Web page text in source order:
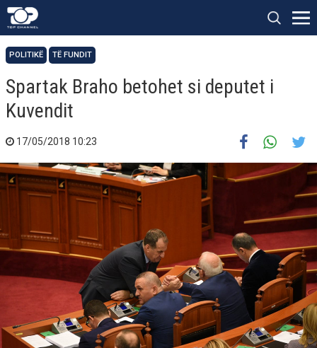
POLITIKË TË FUNDIT
Spartak Braho betohet si deputet i
Kuvendit
17/05/2018 10:23